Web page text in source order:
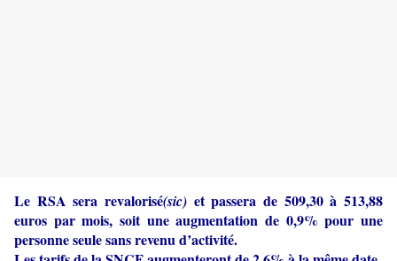
Le RSA sera revalorisé(sic) et passera de 509,30 à 513,88
euros par mois, soit une augmentation de 0,9% pour une
personne seule sans revenu d’activité.